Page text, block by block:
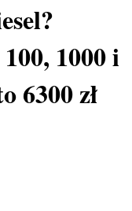
1000 i
6300 zł